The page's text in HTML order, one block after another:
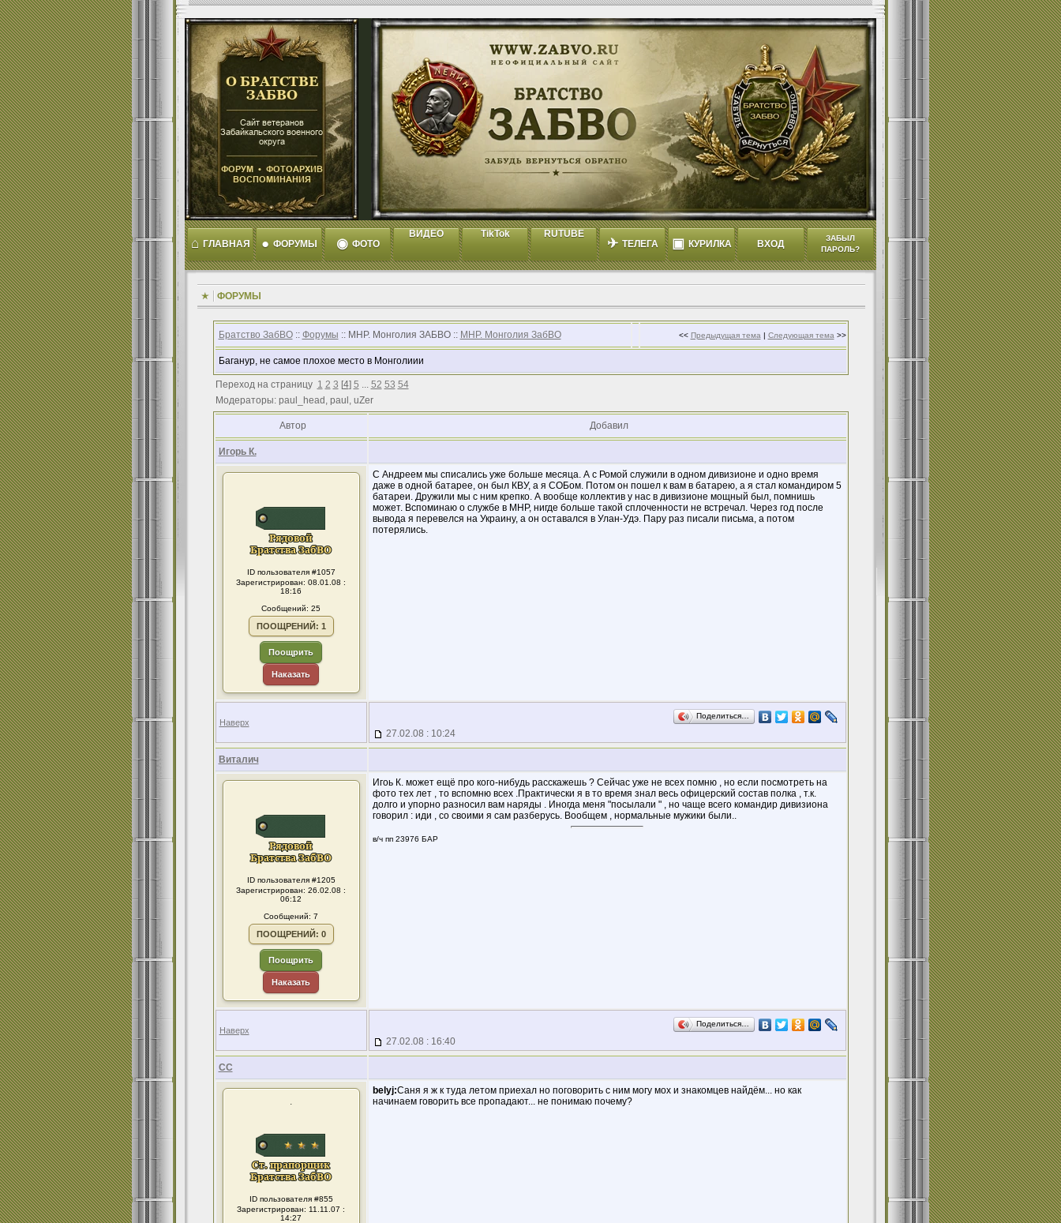
⌂ ГЛАВНАЯ ● ФОРУМЫ ◉ ФОТО
ВИДЕО TikTok RUTUBE
✈ ТЕЛЕГА ▣ КУРИЛКА ВХОД
ЗАБЫЛ
ПАРОЛЬ?
ФОРУМЫ
Братство ЗабВО:: Форумы :: МНР. Монголия ЗАБВО :: МНР. Монголия ЗабВО << Предыдущая тема | Следующая тема >>
Баганур, не самое плохое место в Монголиии
Переход на страницу 1 2 3 [4] 5 ... 52 53 54
Модераторы: paul_head, paul, uZer
Автор Добавил
Игорь К.
ID пользователя #1057
Зарегистрирован: 08.01.08 :
18:16
Сообщений: 25
ПООЩРЕНИЙ: 1
Поощрить
Наказать
С Андреем мы списались уже больше месяца. А с Ромой служили в одном дивизионе и одно время
даже в одной батарее, он был КВУ, а я СОБом. Потом он пошел к вам в батарею, а я стал командиром 5
батареи. Дружили мы с ним крепко. А вообще коллектив у нас в дивизионе мощный был, помнишь
может. Вспоминаю о службе в МНР, нигде больше такой сплоченности не встречал. Через год после
вывода я перевелся на Украину, а он оставался в Улан-Удэ. Пару раз писали письма, а потом
потерялись.
Наверх
Поделиться…
27.02.08 : 10:24
Виталич
ID пользователя #1205
Зарегистрирован: 26.02.08 :
06:12
Сообщений: 7
ПООЩРЕНИЙ: 0
Поощрить
Наказать
Игоь К. может ещё про кого-нибудь расскажешь ? Сейчас уже не всех помню , но если посмотреть на
фото тех лет , то вспомню всех .Практически я в то время знал весь офицерский состав полка , т.к.
долго и упорно разносил вам наряды . Иногда меня "посылали " , но чаще всего командир дивизиона
говорил : иди , со своими я сам разберусь. Вообщем , нормальные мужики были..
в/ч пп 23976 БАР
Наверх
Поделиться…
27.02.08 : 16:40
CC
.
ID пользователя #855
Зарегистрирован: 11.11.07 :
14:27
belyj:Саня я ж к туда летом приехал но поговорить с ним могу мох и знакомцев найдём... но как
начинаем говорить все пропадают... не понимаю почему?